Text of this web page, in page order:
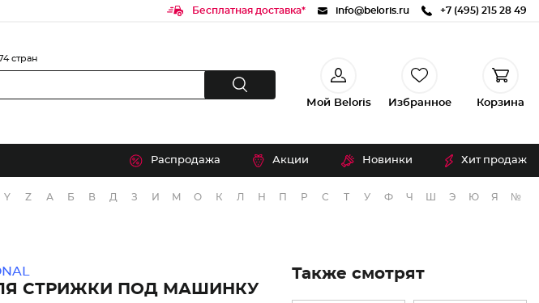
Бесплатная доставка* info@beloris.ru +7 (495) 215 28 49
стран
Мой Beloris Избранное Корзина
Распродажа Акции Новинки Хит продаж
Y Z А Б В Д З И М О К Л Н П Р С Т У Ф Ч Э Ю Я №
СТРИЖКИ ПОД МАШИНКУ
Также смотрят